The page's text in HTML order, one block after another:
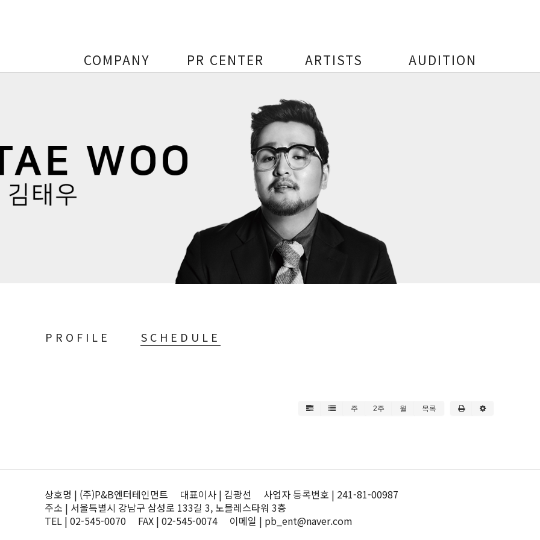
COMPANY PR CENTER ARTISTS AUDITION
PROFILE SCHEDULE
주 2주 월 목록
상호명 | (주)P&B엔터테인먼트 대표이사 | 김광선 사업자 등록번호 | 241-81-00987
주소 | 서울특별시 강남구 삼성로 133길 3, 노블레스타워 3층
TEL | 02-545-0070 FAX | 02-545-0074 이메일 | pb_ent@naver.com